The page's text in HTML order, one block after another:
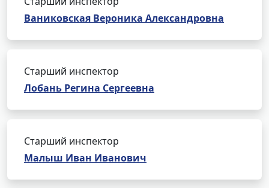
Ваниковская Вероника Александровна
Старший инспектор
Лобань Регина Сергеевна
Старший инспектор
Малыш Иван Иванович